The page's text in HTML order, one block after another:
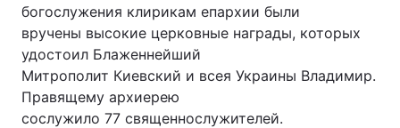
Україна Політика
Економіка
Спорт
богослужения клирикам епархии были
вручены высокие церковные награды, которых
удостоил Блаженнейший
Митрополит Киевский и всея Украины Владимир.
Правящему архиерею
сослужило 77 священнослужителей.